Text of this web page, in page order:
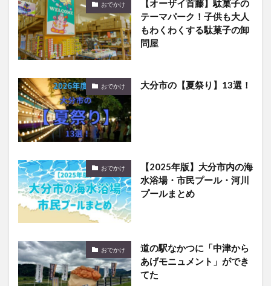
おでかけ
【オーザイ首藤】駄菓子の
テーマパーク！子供も大人
もわくわくする駄菓子の卸
問屋
おでかけ 大分市の【夏祭り】13選！
おでかけ
【2025年版】大分市内の海
水浴場・市民プール・河川
プールまとめ
おでかけ
道の駅なかつに「中津から
あげモニュメント」ができ
てた